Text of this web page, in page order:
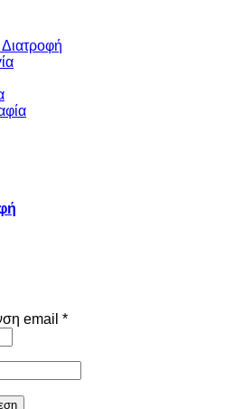
Διατροφή
email *Απαιτείται